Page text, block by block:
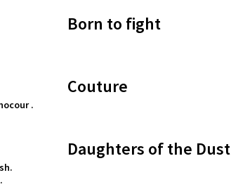
Born to fight
Couture
.
Daughters of the Dust